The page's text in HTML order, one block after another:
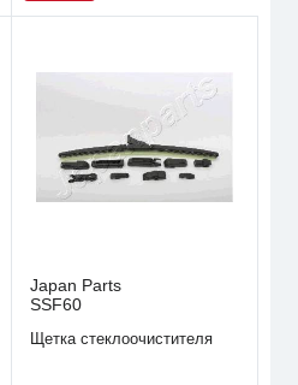
Japan Parts
SSF60
Щетка стеклоочистителя